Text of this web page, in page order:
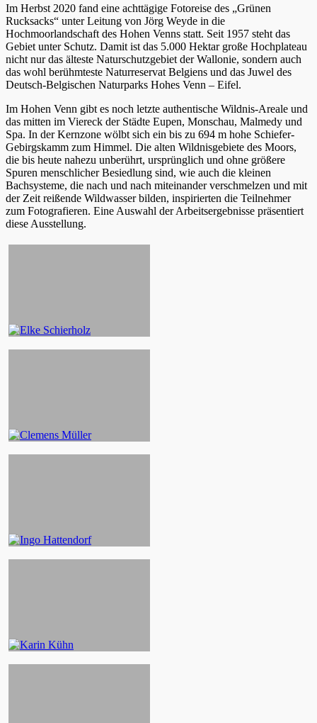
Im Herbst 2020 fand eine achttägige Fotoreise des „Grünen
Rucksacks“ unter Leitung von Jörg Weyde in die
Hochmoorlandschaft des Hohen Venns statt. Seit 1957 steht das
Gebiet unter Schutz. Damit ist das 5.000 Hektar große Hochplateau
nicht nur das älteste Naturschutzgebiet der Wallonie, sondern auch
das wohl berühmteste Naturreservat Belgiens und das Juwel des
Deutsch-Belgischen Naturparks Hohes Venn – Eifel.
Im Hohen Venn gibt es noch letzte authentische Wildnis-Areale und
das mitten im Viereck der Städte Eupen, Monschau, Malmedy und
Spa. In der Kernzone wölbt sich ein bis zu 694 m hohe Schiefer-
Gebirgskamm zum Himmel. Die alten Wildnisgebiete des Moors,
die bis heute nahezu unberührt, ursprünglich und ohne größere
Spuren menschlicher Besiedlung sind, wie auch die kleinen
Bachsysteme, die nach und nach miteinander verschmelzen und mit
der Zeit reißende Wildwasser bilden, inspirierten die Teilnehmer
zum Fotografieren. Eine Auswahl der Arbeitsergebnisse präsentiert
diese Ausstellung.